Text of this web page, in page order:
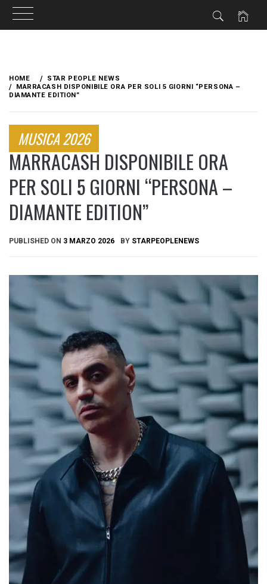
content
HOME
STAR PEOPLE NEWS
MARRACASH DISPONIBILE ORA PER SOLI 5 GIORNI “PERSONA –
DIAMANTE EDITION”
MUSICA 2026
MARRACASH DISPONIBILE ORA
PER SOLI 5 GIORNI “PERSONA –
DIAMANTE EDITION”
PUBLISHED ON 3 MARZO 2026 BY STARPEOPLENEWS